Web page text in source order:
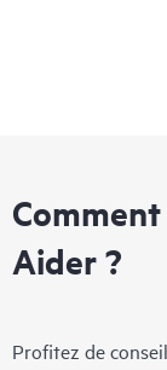
Aider ?
Profitez de